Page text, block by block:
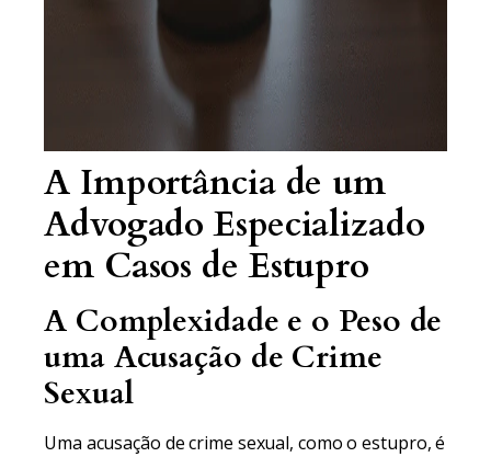
A Importância de um
Advogado Especializado
em Casos de Estupro
A Complexidade e o Peso de
uma Acusação de Crime
Sexual
Uma acusação de crime sexual, como o estupro, é